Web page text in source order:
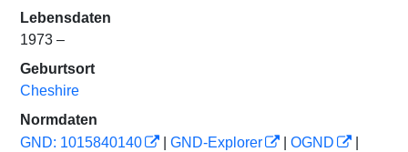
Lebensdaten
1973 –
Geburtsort
Cheshire
Normdaten
GND: 1015840140
GND-Explorer OGND